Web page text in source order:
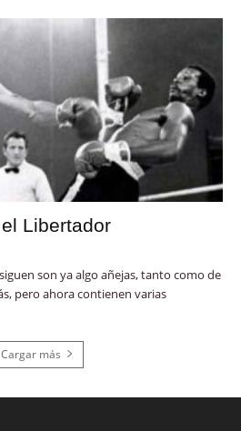
Libertador
siguen son ya algo añejas, tanto como de
pero ahora contienen varias
Cargar más